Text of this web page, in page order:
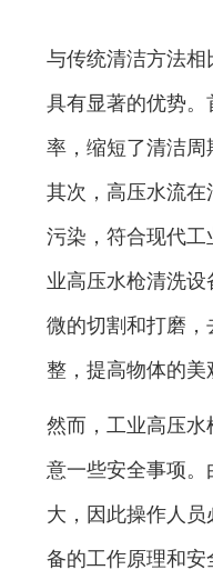
与传统清洁方法
具有显著的优势
率，缩短了清洁周
其次，高压水流
污染，符合现代
业高压水枪清洗
微的切割和打磨
整，提高物体的美
然而，工业高压
意一些安全事项
大，因此操作人
备的工作原理和